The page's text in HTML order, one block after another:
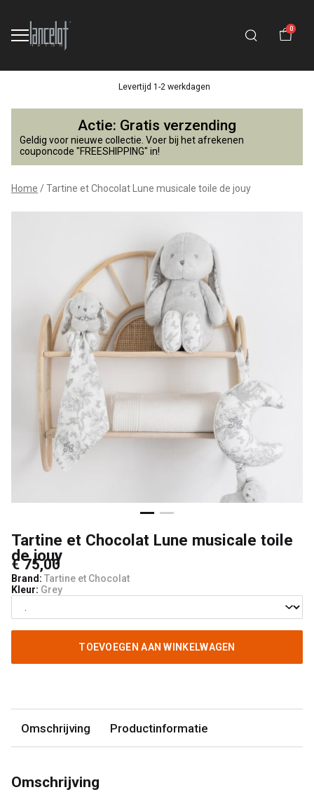
0
Levertijd 1-2 werkdagen
Tartine
et
Chocolat
Lune
jouy
Lancelot
Kids
Actie: Gratis verzending
Geldig voor nieuwe collectie. Voer bij het afrekenen
couponcode "FREESHIPPING" in!
Home Tartine et Chocolat Lune musicale toile de jouy
Tartine et Chocolat Lune musicale toile
de jouy
€ 75,00
Brand: Tartine et Chocolat
Kleur: Grey
TOEVOEGEN AAN WINKELWAGEN
Omschrijving Productinformatie
Omschrijving